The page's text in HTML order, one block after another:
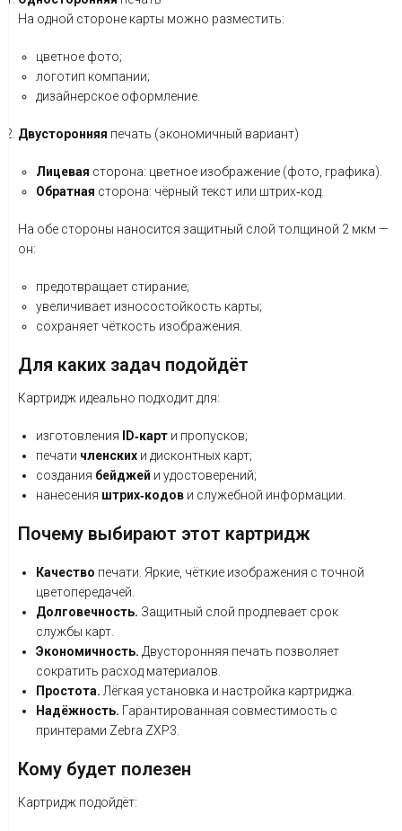
На одной стороне карты можно разместить:
цветное фото;
логотип компании;
дизайнерское оформление.
Двусторонняя печать (экономичный вариант)
Лицевая сторона: цветное изображение (фото, графика).
Обратная сторона: чёрный текст или штрих‑код.
На обе стороны наносится защитный слой толщиной 2 мкм —
он:
предотвращает стирание;
увеличивает износостойкость карты;
сохраняет чёткость изображения.
Для каких задач подойдёт
Картридж идеально подходит для:
изготовления ID‑карт и пропусков;
печати членских и дисконтных карт;
создания бейджей и удостоверений;
нанесения штрих‑кодов и служебной информации
Почему выбирают этот картридж
Качество печати. Яркие, чёткие изображения с точной
цветопередачей.
Долговечность. Защитный слой продлевает срок
службы карт.
Экономичность. Двусторонняя печать позволяет
сократить расход материалов.
Простота. Лёгкая установка и настройка картриджа.
Надёжность. Гарантированная совместимость с
принтерами Zebra ZXP3.
Кому будет полезен
Картридж подойдёт: